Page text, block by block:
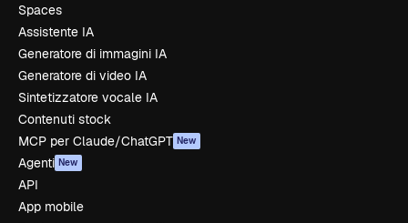
Spaces
Assistente IA
Generatore di immagini IA
Generatore di video IA
Sintetizzatore vocale IA
Contenuti stock
MCP per Claude/ChatGPT New
Agenti New
API
App mobile